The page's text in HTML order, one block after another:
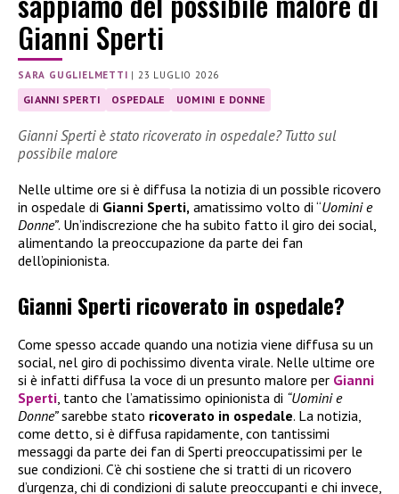
Gianni Sperti
SARA GUGLIELMETTI |23 LUGLIO 2026
GIANNI SPERTI OSPEDALE UOMINI E DONNE
Gianni Sperti è stato ricoverato in ospedale? Tutto sul
possibile malore
Nelle ultime ore si è diffusa la notizia di un possible ricovero
in ospedale di Gianni Sperti, amatissimo volto di “Uomini e
Donne”. Un’indiscrezione che ha subito fatto il giro dei social,
alimentando la preoccupazione da parte dei fan
dell’opinionista.
Gianni Sperti ricoverato in ospedale?
Come spesso accade quando una notizia viene diffusa su un
social, nel giro di pochissimo diventa virale. Nelle ultime ore
si è infatti diffusa la voce di un presunto malore per Gianni
Sperti, tanto che l’amatissimo opinionista di “Uomini e
Donne”sarebbe stato ricoverato in ospedale. La notizia,
come detto, si è diffusa rapidamente, con tantissimi
messaggi da parte dei fan di Sperti preoccupatissimi per le
sue condizioni. C’è chi sostiene che si tratti di un ricovero
d’urgenza, chi di condizioni di salute preoccupanti e chi invece,